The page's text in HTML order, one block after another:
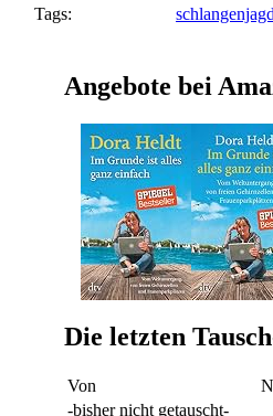
Tags: schlangenjagd
Angebote bei
Die letzten
Von
-bisher nicht getauscht-